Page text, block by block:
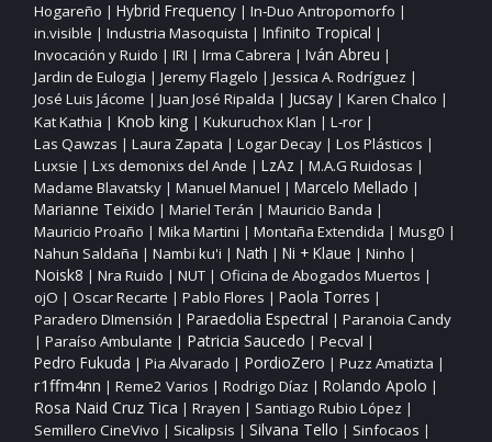
Hogareño | Hybrid Frequency| In‑Duo Antropomorfo |
in.visible | Industria Masoquista | Infinito Tropical |
Invocación y Ruido | IRI | Irma Cabrera | Iván Abreu |
Jardin de Eulogia | Jeremy Flagelo | Jessica A. Rodríguez |
José Luis Jácome | Juan José Ripalda | Jucsay| Karen Chalco |
Kat Kathia | Knob king | Kukuruchox Klan | L‑ror|
Las Qawzas | Laura Zapata | Logar Decay| Los Plásticos |
Luxsie | Lxs demonixs del Ande | LzAz | M.A.G Ruidosas |
Madame Blavatsky| Manuel Manuel | Marcelo Mellado |
Marianne Teixido | Mariel Terán | Mauricio Banda |
Mauricio Proaño | Mika Martini | Montaña Extendida | Musg0 |
Nahun Saldaña | Nambi ku'i | Nath | Ni + Klaue | Ninho |
Noisk8 | Nra Ruido | NUT| Oficina de Abogados Muertos |
ojO | Oscar Recarte | Pablo Flores | Paola Torres |
Paradero DImensión | Paraedolia Espectral | Paranoia Candy
| Paraíso Ambulante | Patricia Saucedo | Pecval |
Pedro Fukuda | Pia Alvarado | PordioZero | Puzz Amatizta |
r1ffm4nn | Reme2 Varios | Rodrigo Díaz | Rolando Apolo |
Rosa Naid Cruz Tica | Rrayen | Santiago Rubio López |
Semillero CineVivo | Sicalipsis | Silvana Tello | Sinfocaos |